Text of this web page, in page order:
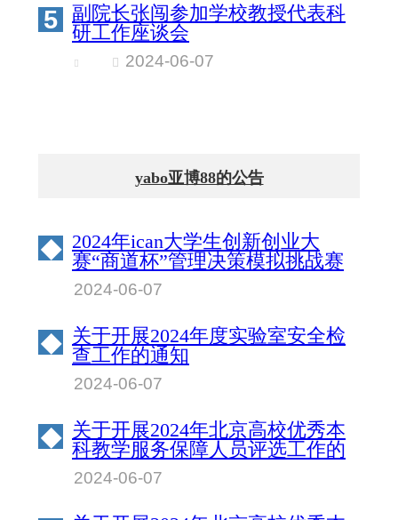
5
副院长张闯参加学校教授代表科
研工作座谈会
2024-06-07
yabo亚博88的公告
◆ 2024年ican大学生创新创业大
赛“商道杯”管理决策模拟挑战赛
北京物资学院校园赛成绩公示
2024-06-07
◆ 关于开展2024年度实验室安全检
查工作的通知
2024-06-07
◆ 关于开展2024年北京高校优秀本
科教学服务保障人员评选工作的
通知
2024-06-07